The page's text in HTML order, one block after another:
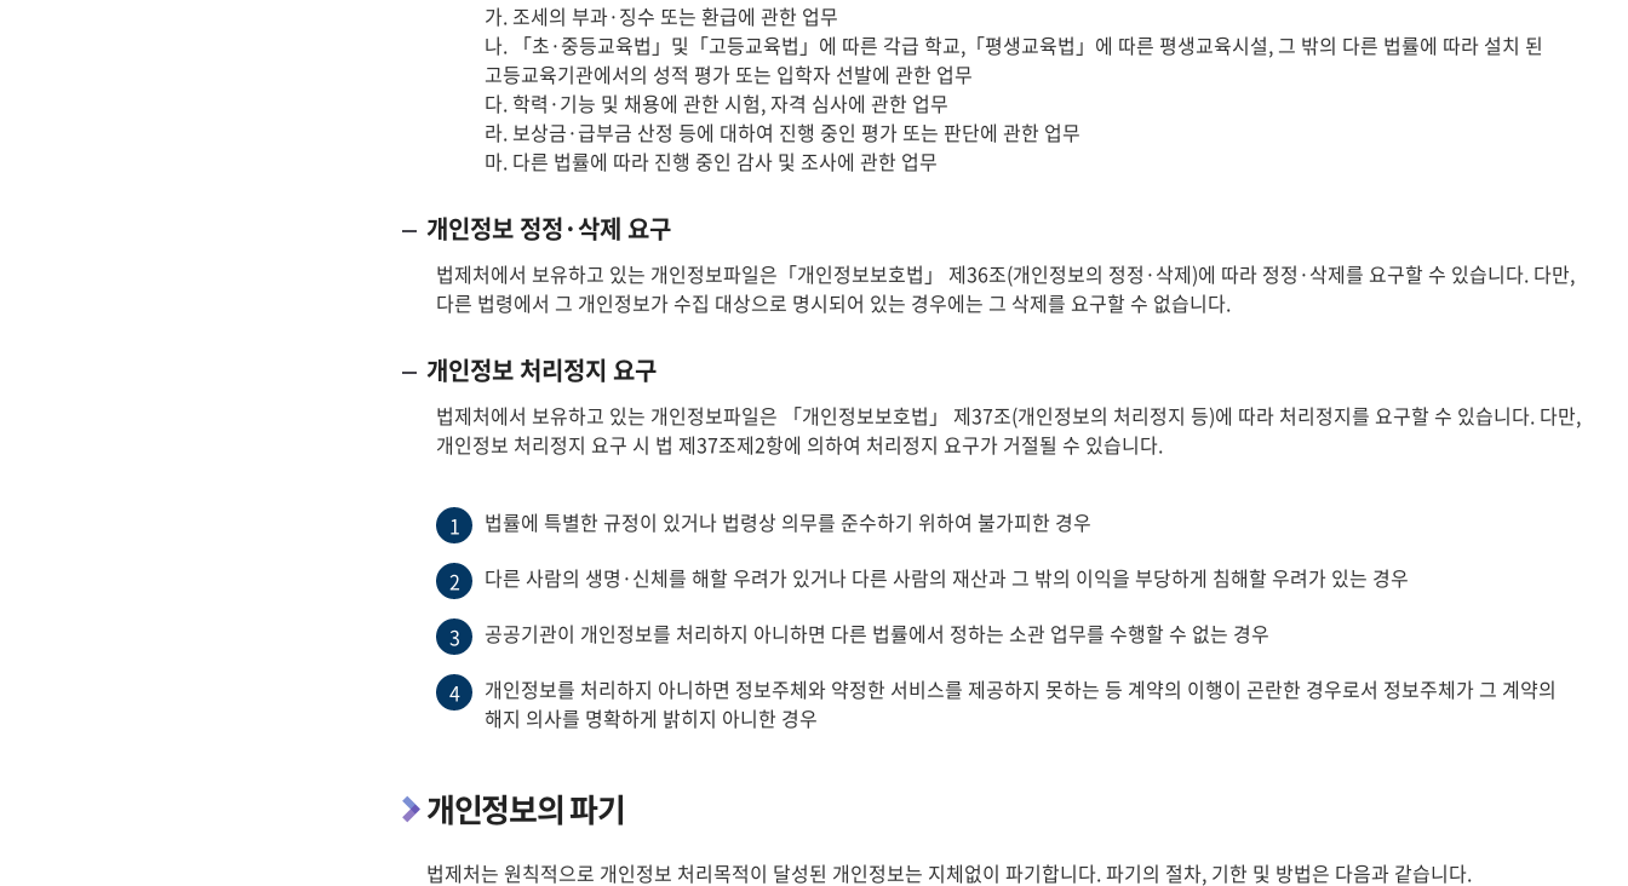
가. 조세의 부과·징수 또는 환급에 관한 업무
나. 「초·중등교육법」및「고등교육법」에 따른 각급 학교,「평생교육법」에 따른 평생교육시설, 그 밖의 다른 법률에 따라 설치 된
고등교육기관에서의 성적 평가 또는 입학자 선발에 관한 업무
다. 학력·기능 및 채용에 관한 시험, 자격 심사에 관한 업무
라. 보상금·급부금 산정 등에 대하여 진행 중인 평가 또는 판단에 관한 업무
마. 다른 법률에 따라 진행 중인 감사 및 조사에 관한 업무
개인정보 정정·삭제 요구
법제처에서 보유하고 있는 개인정보파일은「개인정보보호법」 제36조(개인정보의 정정·삭제)에 따라 정정·삭제를 요구할 수 있습니다. 다만,
다른 법령에서 그 개인정보가 수집 대상으로 명시되어 있는 경우에는 그 삭제를 요구할 수 없습니다.
개인정보 처리정지 요구
법제처에서 보유하고 있는 개인정보파일은 「개인정보보호법」 제37조(개인정보의 처리정지 등)에 따라 처리정지를 요구할 수 있습니다. 다만,
개인정보 처리정지 요구 시 법 제37조제2항에 의하여 처리정지 요구가 거절될 수 있습니다.
1 법률에 특별한 규정이 있거나 법령상 의무를 준수하기 위하여 불가피한 경우
2 다른 사람의 생명·신체를 해할 우려가 있거나 다른 사람의 재산과 그 밖의 이익을 부당하게 침해할 우려가 있는 경우
3 공공기관이 개인정보를 처리하지 아니하면 다른 법률에서 정하는 소관 업무를 수행할 수 없는 경우
4
개인정보를 처리하지 아니하면 정보주체와 약정한 서비스를 제공하지 못하는 등 계약의 이행이 곤란한 경우로서 정보주체가 그 계약의
해지 의사를 명확하게 밝히지 아니한 경우
개인정보의 파기
법제처는 원칙적으로 개인정보 처리목적이 달성된 개인정보는 지체없이 파기합니다. 파기의 절차, 기한 및 방법은 다음과 같습니다.